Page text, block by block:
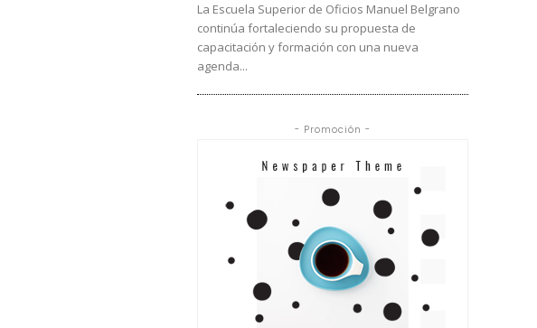
La Escuela Superior de Oficios Manuel Belgrano
continúa fortaleciendo su propuesta de
capacitación y formación con una nueva
agenda...
- Promoción -